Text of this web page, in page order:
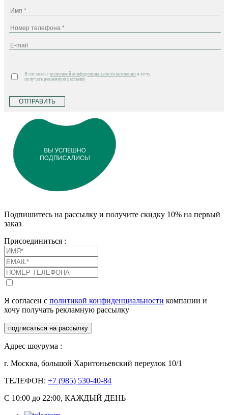
Я согласен с политикой конфиденциальности компании и хочу
получать рекламную рассылку
ОТПРАВИТЬ
Подпишитесь на рассылку и получите скидку 10% на первый
заказ
Присоединиться :
Я согласен с политикой конфиденциальности компании и
хочу получать рекламную рассылку
подписаться на рассылку
Адрес шоурума :
г. Москва, большой Харитоньевский переулок 10/1
ТЕЛЕФОН: +7 (985) 530-40-84
С 10:00 до 22:00, КАЖДЫЙ ДЕНЬ